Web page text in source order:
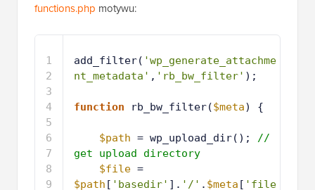
functions.php motywu:
1
2
3
4
5
6
add_filter( 'wp_generate_attachme
nt_metadata' , 'rb_bw_filter' );
function rb_bw_filter($meta) {
$path = wp_upload_dir(); //
get upload directory
$file
$path [ 'basedir' ]. '/' . $meta [ 'file